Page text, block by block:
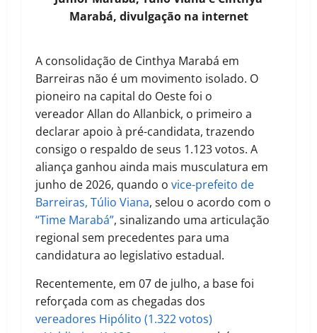
Marabá, divulgação na internet
A consolidação de Cinthya Marabá em
Barreiras não é um movimento isolado. O
pioneiro na capital do Oeste foi o
vereador Allan do Allanbick, o primeiro a
declarar apoio à pré-candidata, trazendo
consigo o respaldo de seus 1.123 votos. A
aliança ganhou ainda mais musculatura em
junho de 2026, quando o vice-prefeito de
Barreiras, Túlio Viana, selou o acordo com o
“Time Marabá”, sinalizando uma articulação
regional sem precedentes para uma
candidatura ao legislativo estadual.
Recentemente, em 07 de julho, a base foi
reforçada com as chegadas dos
vereadores Hipólito (1.322 votos)